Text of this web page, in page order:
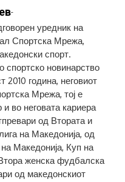
-
уредник на
Спортска Мрежа,
спорт.
спортско новинарство
2010 година, неговиот
Мрежа, тој е
во неговата кариера
од Втората и
на Македонија, од
Македонија, Куп на
женска фудбалска
од македонскиот